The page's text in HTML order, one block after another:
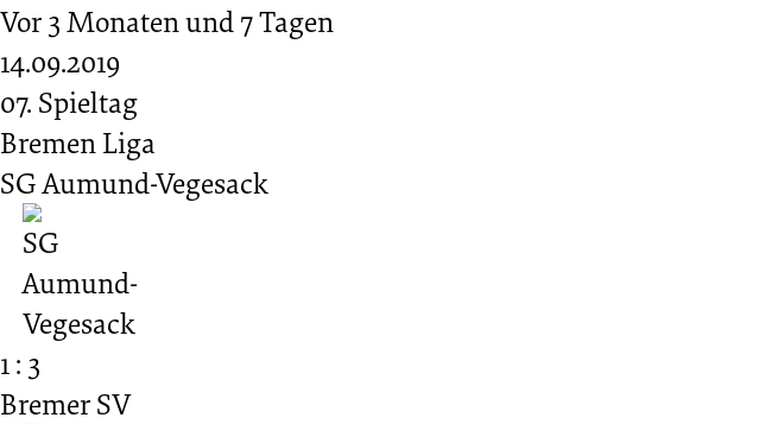
Vor 3 Monaten und 7 Tagen
14.09.2019
07. Spieltag
Bremen Liga
SG Aumund-Vegesack
1 : 3
Bremer SV